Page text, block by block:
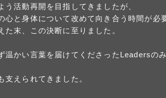
う活動再開を目指してきましたが、
心と身体について改めて向き合う時間が必
た末、この決断に至りました。
温かい言葉を届けてくださったLeadersの
支えられてきました。